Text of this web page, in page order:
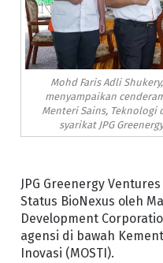
Mohd Faris Adli
menyampaikan
Menteri Sains, Teknologi
syarikat JPG
JPG Greenergy
Status BioNexus oleh
Development
agensi di bawah
Inovasi (MOSTI).